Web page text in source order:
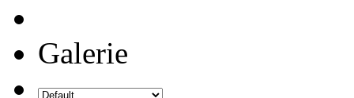
Galerie